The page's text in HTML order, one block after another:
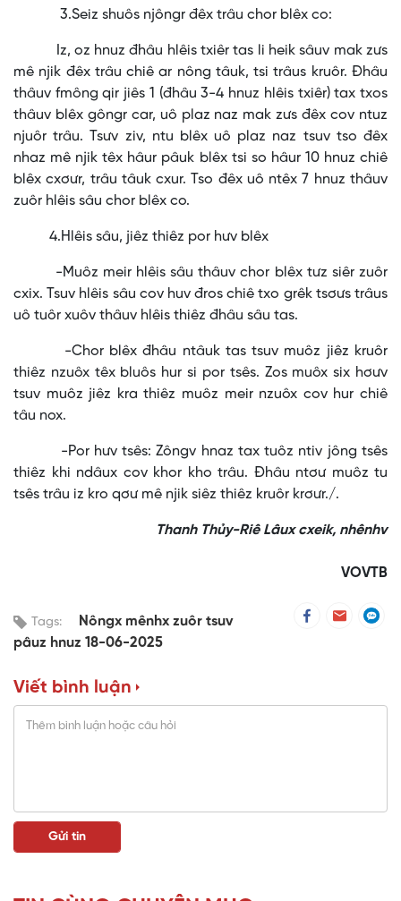
3.Seiz shuôs njôngr đêx trâu chor blêx co:
Iz, oz hnuz đhâu hlêis txiêr tas li heik sâuv mak zưs
mê njik đêx trâu chiê ar nông tâuk, tsi trâus kruôr. Đhâu
thâuv fmông qir jiês 1 (đhâu 3-4 hnuz hlêis txiêr) tax txos
thâuv blêx gôngr car, uô plaz naz mak zưs đêx cov ntuz
njuôr trâu. Tsưv ziv, ntu blêx uô plaz naz tsuv tso đêx
nhaz mê njik têx hâur pâuk blêx tsi so hâur 10 hnuz chiê
blêx cxơưr, trâu tâuk cxur. Tso đêx uô ntêx 7 hnuz thâuv
zuôr hlêis sâu chor blêx co.
4.Hlêis sâu, jiêz thiêz por hưv blêx
-Muôz meir hlêis sâu thâuv chor blêx tưz siêr zuôr
cxix. Tsuv hlêis sâu cov huv đros chiê txo grêk tsơưs trâus
uô tuôr xuôv thâuv hlêis thiêz đhâu sâu tas.
-Chor blêx đhâu ntâuk tas tsuv muôz jiêz kruôr
thiêz nzuôx têx bluôs hur si por tsês. Zos muôx six hơưv
tsuv muôz jiêz kra thiêz muôz meir nzuôx cov hur chiê
tâu nox.
-Por hưv tsês: Zôngv hnaz tax tuôz ntiv jông tsês
thiêz khi ndâux cov khor kho trâu. Đhâu ntơư muôz tu
tsês trâu iz kro qơư mê njik siêz thiêz kruôr krơưr./.
Thanh Thủy-Riê Lâux cxeik, nhênhv
VOVTB
Tags:
Nôngx mênhx zuôr tsuv
pâuz hnuz 18-06-2025
Viết bình luận